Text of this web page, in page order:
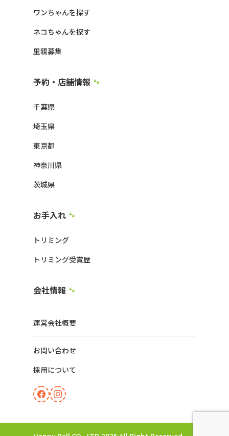
ワンちゃんを探す
ネコちゃんを探す
里親募集
予約・店舗情報 🐾
千葉県
埼玉県
東京都
神奈川県
茨城県
お手入れ 🐾
トリミング
トリミング受賞歴
会社情報 🐾
運営会社概要
お問い合わせ
採用について